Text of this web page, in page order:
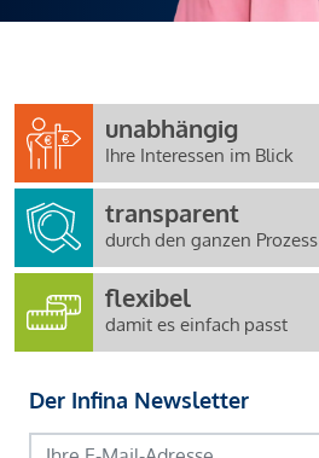
unabhängig
Ihre Interessen im Blick
transparent
durch den ganzen Prozess
flexibel
damit es einfach passt
Der Infina Newsletter